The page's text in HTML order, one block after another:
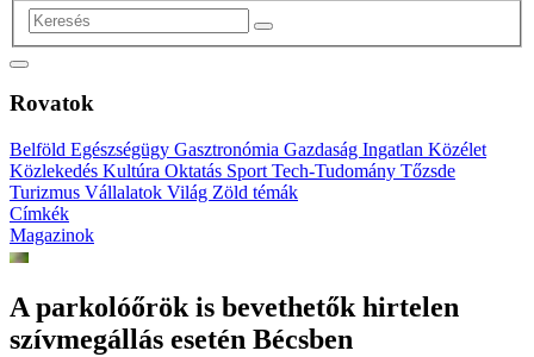
Rovatok
Belföld Egészségügy Gasztronómia Gazdaság Ingatlan Közélet
Közlekedés Kultúra Oktatás Sport Tech-Tudomány Tőzsde
Turizmus Vállalatok Világ Zöld témák
Címkék
Magazinok
A parkolóőrök is bevethetők hirtelen
szívmegállás esetén Bécsben